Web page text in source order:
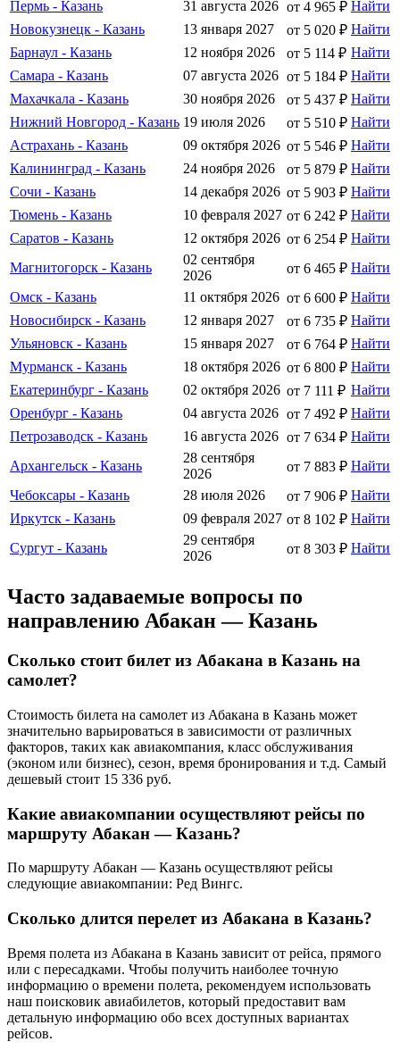
Пермь - Казань 31 августа 2026 от 4 965 ₽ Найти
Новокузнецк - Казань
13 января 2027 от 5 020 ₽ Найти
Барнаул - Казань
12 ноября 2026 от 5 114 ₽ Найти
Самара - Казань
07 августа 2026 от 5 184 ₽ Найти
Махачкала - Казань
30 ноября 2026 от 5 437 ₽ Найти
Нижний Новгород - Казань 19 июля 2026 от 5 510 ₽ Найти
Астрахань - Казань
09 октября 2026 от 5 546 ₽ Найти
Калининград - Казань
24 ноября 2026 от 5 879 ₽ Найти
Сочи - Казань
14 декабря 2026 от 5 903 ₽ Найти
Тюмень - Казань
10 февраля 2027 от 6 242 ₽ Найти
Саратов - Казань
12 октября 2026 от 6 254 ₽ Найти
Магнитогорск - Казань
02 сентября
2026
от 6 465 ₽ Найти
Омск - Казань
11 октября 2026 от 6 600 ₽ Найти
Новосибирск - Казань
12 января 2027 от 6 735 ₽ Найти
Ульяновск - Казань
15 января 2027 от 6 764 ₽ Найти
Мурманск - Казань
18 октября 2026 от 6 800 ₽ Найти
Екатеринбург - Казань
02 октября 2026 от 7 111 ₽ Найти
Оренбург - Казань
04 августа 2026 от 7 492 ₽ Найти
Петрозаводск - Казань
16 августа 2026 от 7 634 ₽ Найти
Архангельск - Казань
28 сентября
2026
от 7 883 ₽ Найти
Чебоксары - Казань
28 июля 2026 от 7 906 ₽ Найти
Иркутск - Казань
09 февраля 2027 от 8 102 ₽ Найти
Сургут - Казань
29 сентября
2026
от 8 303 ₽ Найти
Часто задаваемые вопросы по
направлению Абакан — Казань
Сколько стоит билет из Абакана в Казань на
самолет?
Стоимость билета на самолет из Абакана в Казань может
значительно варьироваться в зависимости от различных
факторов, таких как авиакомпания, класс обслуживания
(эконом или бизнес), сезон, время бронирования и т.д. Самый
дешевый стоит 15 336 руб.
Какие авиакомпании осуществляют рейсы по
маршруту Абакан — Казань?
По маршруту Абакан — Казань осуществляют рейсы
следующие авиакомпании: Ред Вингс.
Сколько длится перелет из Абакана в Казань?
Время полета из Абакана в Казань зависит от рейса, прямого
или с пересадками. Чтобы получить наиболее точную
информацию о времени полета, рекомендуем использовать
наш поисковик авиабилетов, который предоставит вам
детальную информацию обо всех доступных вариантах
рейсов.